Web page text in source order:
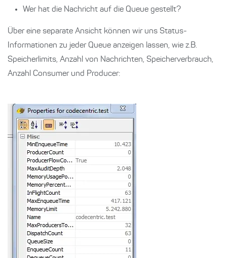
Wer hat die Nachricht auf die Queue gestellt?
Über eine separate Ansicht können wir uns Status-
Informationen zu jeder Queue anzeigen lassen, wie z.B.
Speicherlimits, Anzahl von Nachrichten, Speicherverbrauch,
Anzahl Consumer und Producer: